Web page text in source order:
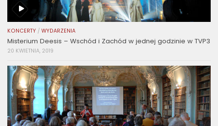
KONCERTY / WYDARZENIA
Misterium Deesis – Wschód i Zachód w jednej godzinie w TVP3
20 KWIETNIA, 2019